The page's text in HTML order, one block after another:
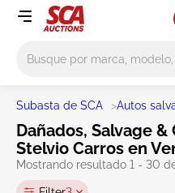
Subasta de SCA >Autos
Dañados, Salvage
Stelvio Carros en
Mostrando resultado 1 - 30